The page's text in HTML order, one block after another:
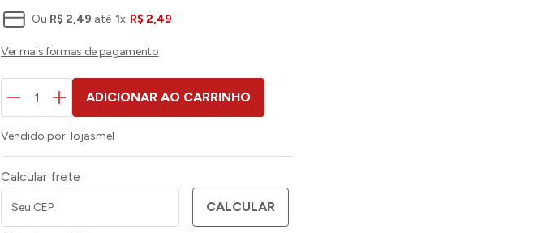
Ou R$ 2,49 até 1x R$ 2,49
ADICIONAR AO CARRINHO
Vendido por: lojasmel
Calcular frete
CALCULAR